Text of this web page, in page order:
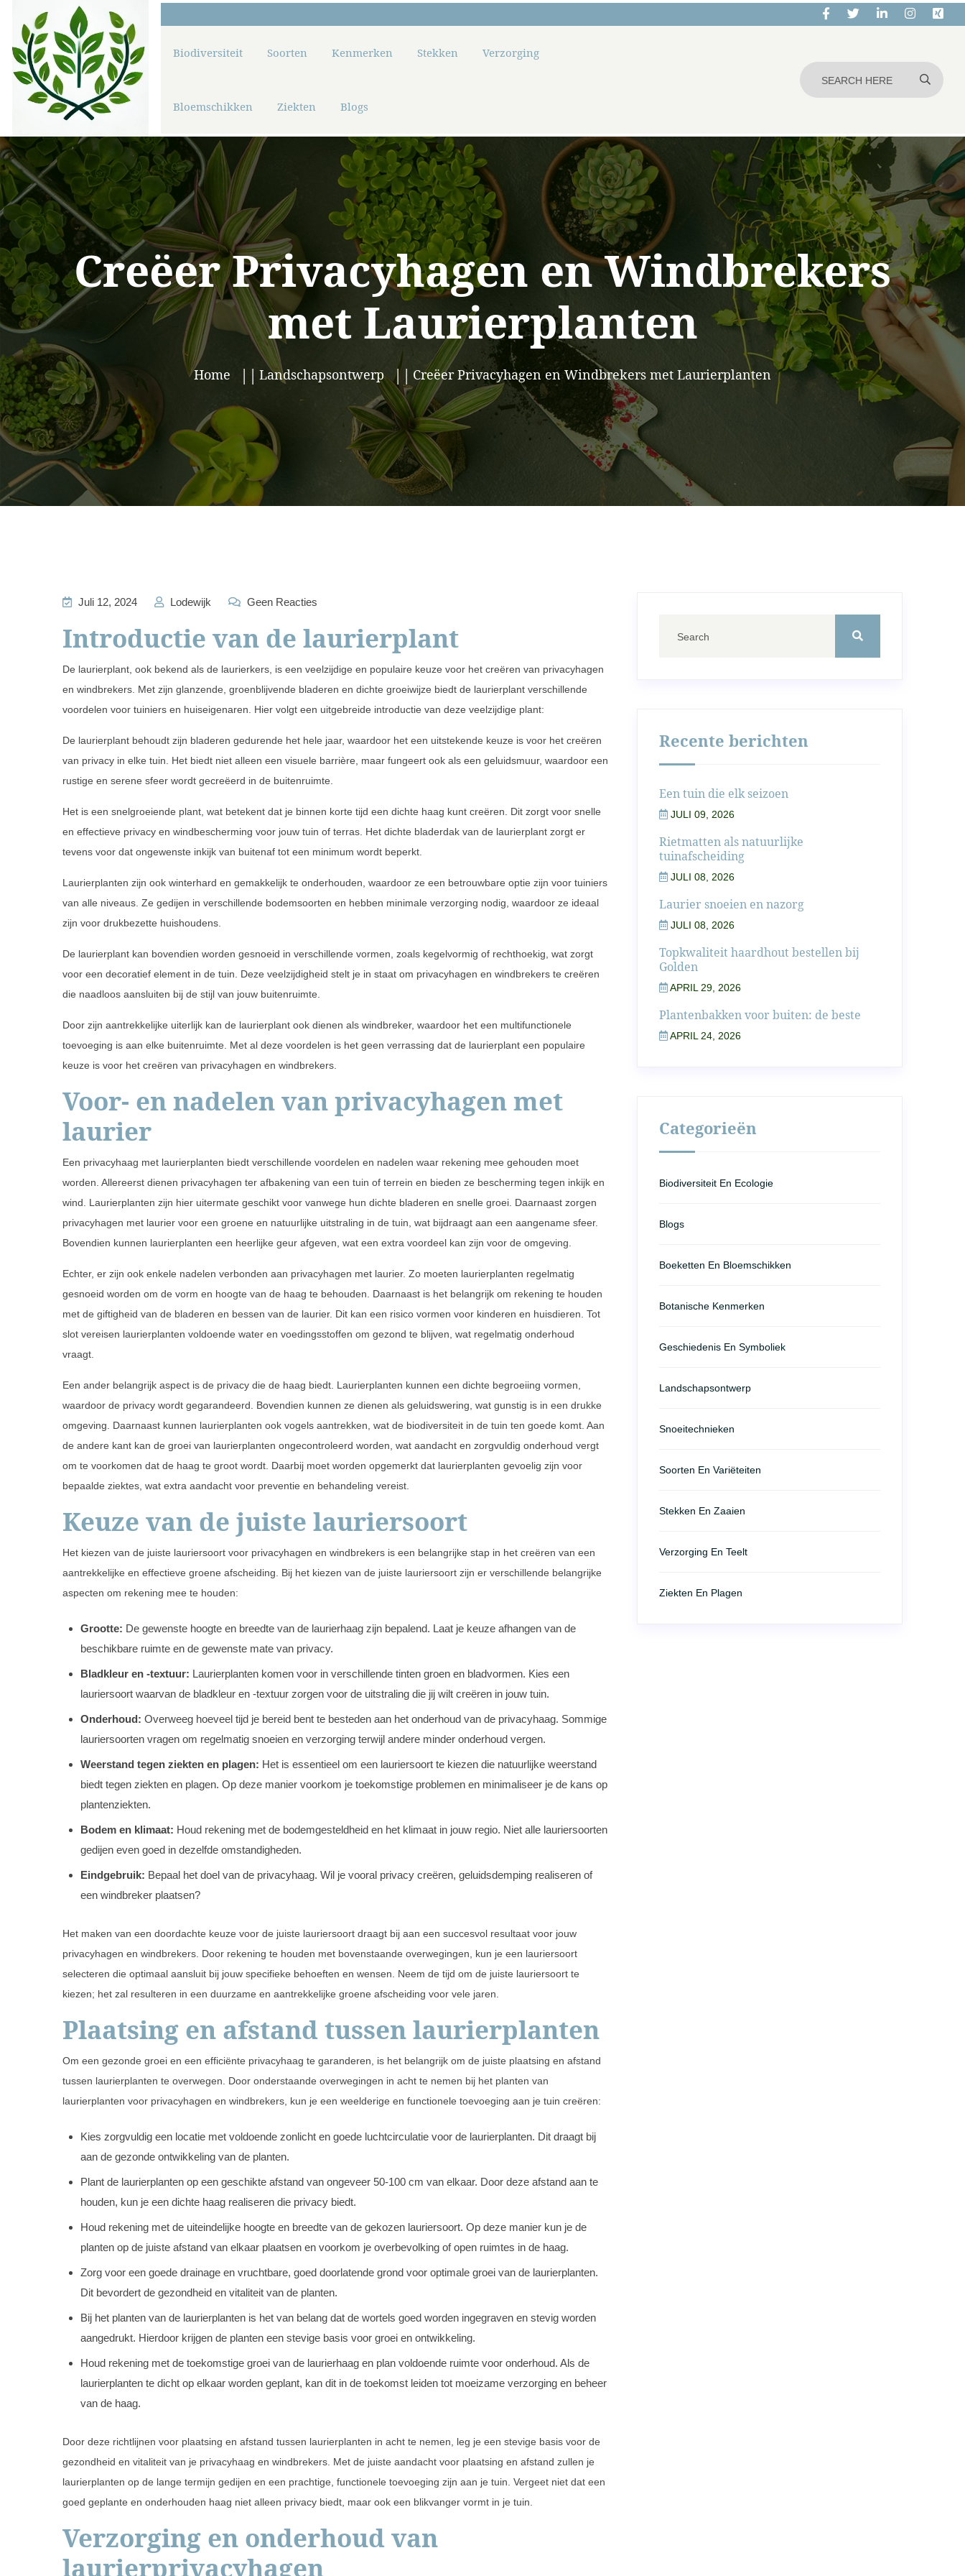
Biodiversiteit Soorten Kenmerken Stekken Verzorging
Bloemschikken Ziekten Blogs
Creëer Privacyhagen en Windbrekers
met Laurierplanten
Home Landschapsontwerp Creëer Privacyhagen en Windbrekers met Laurierplanten
Juli 12, 2024 Lodewijk Geen Reacties
Introductie van de laurierplant
De laurierplant, ook bekend als de laurierkers, is een veelzijdige en populaire keuze voor het creëren van privacyhagen
en windbrekers. Met zijn glanzende, groenblijvende bladeren en dichte groeiwijze biedt de laurierplant verschillende
voordelen voor tuiniers en huiseigenaren. Hier volgt een uitgebreide introductie van deze veelzijdige plant:
De laurierplant behoudt zijn bladeren gedurende het hele jaar, waardoor het een uitstekende keuze is voor het creëren
van privacy in elke tuin. Het biedt niet alleen een visuele barrière, maar fungeert ook als een geluidsmuur, waardoor een
rustige en serene sfeer wordt gecreëerd in de buitenruimte.
Het is een snelgroeiende plant, wat betekent dat je binnen korte tijd een dichte haag kunt creëren. Dit zorgt voor snelle
en effectieve privacy en windbescherming voor jouw tuin of terras. Het dichte bladerdak van de laurierplant zorgt er
tevens voor dat ongewenste inkijk van buitenaf tot een minimum wordt beperkt.
Laurierplanten zijn ook winterhard en gemakkelijk te onderhouden, waardoor ze een betrouwbare optie zijn voor tuiniers
van alle niveaus. Ze gedijen in verschillende bodemsoorten en hebben minimale verzorging nodig, waardoor ze ideaal
zijn voor drukbezette huishoudens.
De laurierplant kan bovendien worden gesnoeid in verschillende vormen, zoals kegelvormig of rechthoekig, wat zorgt
voor een decoratief element in de tuin. Deze veelzijdigheid stelt je in staat om privacyhagen en windbrekers te creëren
die naadloos aansluiten bij de stijl van jouw buitenruimte.
Door zijn aantrekkelijke uiterlijk kan de laurierplant ook dienen als windbreker, waardoor het een multifunctionele
toevoeging is aan elke buitenruimte. Met al deze voordelen is het geen verrassing dat de laurierplant een populaire
keuze is voor het creëren van privacyhagen en windbrekers.
Voor- en nadelen van privacyhagen met
laurier
Een privacyhaag met laurierplanten biedt verschillende voordelen en nadelen waar rekening mee gehouden moet
worden. Allereerst dienen privacyhagen ter afbakening van een tuin of terrein en bieden ze bescherming tegen inkijk en
wind. Laurierplanten zijn hier uitermate geschikt voor vanwege hun dichte bladeren en snelle groei. Daarnaast zorgen
privacyhagen met laurier voor een groene en natuurlijke uitstraling in de tuin, wat bijdraagt aan een aangename sfeer.
Bovendien kunnen laurierplanten een heerlijke geur afgeven, wat een extra voordeel kan zijn voor de omgeving.
Echter, er zijn ook enkele nadelen verbonden aan privacyhagen met laurier. Zo moeten laurierplanten regelmatig
gesnoeid worden om de vorm en hoogte van de haag te behouden. Daarnaast is het belangrijk om rekening te houden
met de giftigheid van de bladeren en bessen van de laurier. Dit kan een risico vormen voor kinderen en huisdieren. Tot
slot vereisen laurierplanten voldoende water en voedingsstoffen om gezond te blijven, wat regelmatig onderhoud
vraagt.
Een ander belangrijk aspect is de privacy die de haag biedt. Laurierplanten kunnen een dichte begroeiing vormen,
waardoor de privacy wordt gegarandeerd. Bovendien kunnen ze dienen als geluidswering, wat gunstig is in een drukke
omgeving. Daarnaast kunnen laurierplanten ook vogels aantrekken, wat de biodiversiteit in de tuin ten goede komt. Aan
de andere kant kan de groei van laurierplanten ongecontroleerd worden, wat aandacht en zorgvuldig onderhoud vergt
om te voorkomen dat de haag te groot wordt. Daarbij moet worden opgemerkt dat laurierplanten gevoelig zijn voor
bepaalde ziektes, wat extra aandacht voor preventie en behandeling vereist.
Keuze van de juiste lauriersoort
Het kiezen van de juiste lauriersoort voor privacyhagen en windbrekers is een belangrijke stap in het creëren van een
aantrekkelijke en effectieve groene afscheiding. Bij het kiezen van de juiste lauriersoort zijn er verschillende belangrijke
aspecten om rekening mee te houden:
Grootte: De gewenste hoogte en breedte van de laurierhaag zijn bepalend. Laat je keuze afhangen van de
beschikbare ruimte en de gewenste mate van privacy.
Bladkleur en -textuur: Laurierplanten komen voor in verschillende tinten groen en bladvormen. Kies een
lauriersoort waarvan de bladkleur en -textuur zorgen voor de uitstraling die jij wilt creëren in jouw tuin.
Onderhoud: Overweeg hoeveel tijd je bereid bent te besteden aan het onderhoud van de privacyhaag. Sommige
lauriersoorten vragen om regelmatig snoeien en verzorging terwijl andere minder onderhoud vergen.
Weerstand tegen ziekten en plagen: Het is essentieel om een lauriersoort te kiezen die natuurlijke weerstand
biedt tegen ziekten en plagen. Op deze manier voorkom je toekomstige problemen en minimaliseer je de kans op
plantenziekten.
Bodem en klimaat: Houd rekening met de bodemgesteldheid en het klimaat in jouw regio. Niet alle lauriersoorten
gedijen even goed in dezelfde omstandigheden.
Eindgebruik: Bepaal het doel van de privacyhaag. Wil je vooral privacy creëren, geluidsdemping realiseren of
een windbreker plaatsen?
Het maken van een doordachte keuze voor de juiste lauriersoort draagt bij aan een succesvol resultaat voor jouw
privacyhagen en windbrekers. Door rekening te houden met bovenstaande overwegingen, kun je een lauriersoort
selecteren die optimaal aansluit bij jouw specifieke behoeften en wensen. Neem de tijd om de juiste lauriersoort te
kiezen; het zal resulteren in een duurzame en aantrekkelijke groene afscheiding voor vele jaren.
Plaatsing en afstand tussen laurierplanten
Om een gezonde groei en een efficiënte privacyhaag te garanderen, is het belangrijk om de juiste plaatsing en afstand
tussen laurierplanten te overwegen. Door onderstaande overwegingen in acht te nemen bij het planten van
laurierplanten voor privacyhagen en windbrekers, kun je een weelderige en functionele toevoeging aan je tuin creëren:
Kies zorgvuldig een locatie met voldoende zonlicht en goede luchtcirculatie voor de laurierplanten. Dit draagt bij
aan de gezonde ontwikkeling van de planten.
Plant de laurierplanten op een geschikte afstand van ongeveer 50-100 cm van elkaar. Door deze afstand aan te
houden, kun je een dichte haag realiseren die privacy biedt.
Houd rekening met de uiteindelijke hoogte en breedte van de gekozen lauriersoort. Op deze manier kun je de
planten op de juiste afstand van elkaar plaatsen en voorkom je overbevolking of open ruimtes in de haag.
Zorg voor een goede drainage en vruchtbare, goed doorlatende grond voor optimale groei van de laurierplanten.
Dit bevordert de gezondheid en vitaliteit van de planten.
Bij het planten van de laurierplanten is het van belang dat de wortels goed worden ingegraven en stevig worden
aangedrukt. Hierdoor krijgen de planten een stevige basis voor groei en ontwikkeling.
Houd rekening met de toekomstige groei van de laurierhaag en plan voldoende ruimte voor onderhoud. Als de
laurierplanten te dicht op elkaar worden geplant, kan dit in de toekomst leiden tot moeizame verzorging en beheer
van de haag.
Door deze richtlijnen voor plaatsing en afstand tussen laurierplanten in acht te nemen, leg je een stevige basis voor de
gezondheid en vitaliteit van je privacyhaag en windbrekers. Met de juiste aandacht voor plaatsing en afstand zullen je
laurierplanten op de lange termijn gedijen en een prachtige, functionele toevoeging zijn aan je tuin. Vergeet niet dat een
goed geplante en onderhouden haag niet alleen privacy biedt, maar ook een blikvanger vormt in je tuin.
Verzorging en onderhoud van
laurierprivacyhagen
Recente berichten
Een tuin die elk seizoen
JULI 09, 2026
Rietmatten als natuurlijke
tuinafscheiding
JULI 08, 2026
Laurier snoeien en nazorg
JULI 08, 2026
Topkwaliteit haardhout bestellen bij
Golden
APRIL 29, 2026
Plantenbakken voor buiten: de beste
APRIL 24, 2026
Categorieën
Biodiversiteit En Ecologie
Blogs
Boeketten En Bloemschikken
Botanische Kenmerken
Geschiedenis En Symboliek
Landschapsontwerp
Snoeitechnieken
Soorten En Variëteiten
Stekken En Zaaien
Verzorging En Teelt
Ziekten En Plagen